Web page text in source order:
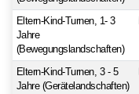
Eltern-Kind-Turnen, 1- 3
Jahre
(Bewegungslandschaften)
Eltern-Kind-Turnen, 3 - 5
Jahre (Gerätelandschaften)